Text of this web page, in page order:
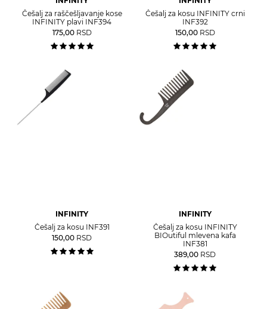
Češalj za raščešljavanje kose
INFINITY plavi INF394
175,00 RSD
Češalj za kosu INFINITY crni
INF392
150,00 RSD
INFINITY
Češalj za kosu INF391
150,00 RSD
INFINITY
Češalj za kosu INFINITY
BIOutiful mlevena kafa
INF381
389,00 RSD